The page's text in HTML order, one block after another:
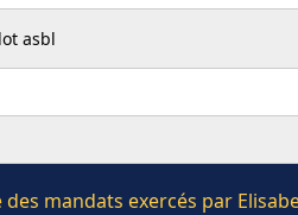
asbl
mandats exercés par